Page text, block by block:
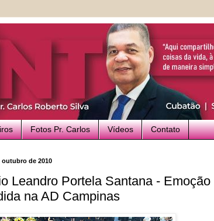
Fotos Pr. Carlos Vídeos Contato
de 2010
Leandro Portela Santana - Emoção
na AD Campinas